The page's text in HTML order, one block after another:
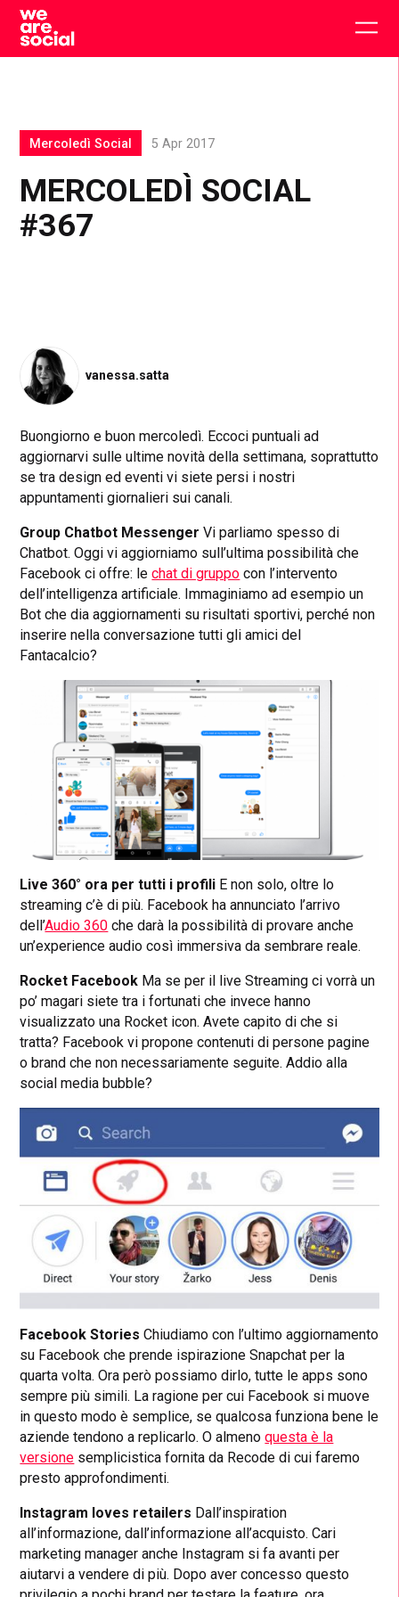
Skip
content
MERCOLEDÌ SOCIAL
#367
Mercoledì Social 5 Apr 2017
vanessa.satta
Buongiorno e buon mercoledì. Eccoci puntuali ad
aggiornarvi sulle ultime novità della settimana, soprattutto
se tra design ed eventi vi siete persi i nostri
appuntamenti giornalieri sui canali.
Group Chatbot MessengerVi parliamo spesso di
Chatbot. Oggi vi aggiorniamo sull’ultima possibilità che
Facebook ci offre: lechat di gruppo con l’intervento
dell’intelligenza artificiale. Immaginiamo ad esempio un
Bot che dia aggiornamenti su risultati sportivi, perché non
inserire nella conversazione tutti gli amici del
Fantacalcio?
Live 360° ora per tutti i profili E non solo, oltre lo
streaming c’è di più. Facebook ha annunciato l’arrivo
dell’Audio 360 che darà la possibilità di provare anche
un’experience audio così immersiva da sembrare reale.
Rocket Facebook Ma se per il live Streaming ci vorrà un
po’ magari siete tra i fortunati che invece hanno
visualizzato una Rocket icon. Avete capito di che si
tratta? Facebook vi propone contenuti di persone pagine
o brand che non necessariamente seguite. Addio alla
social media bubble?
Facebook StoriesChiudiamo con l’ultimo aggiornamento
su Facebook che prende ispirazione Snapchat per la
quarta volta. Ora però possiamo dirlo, tutte le apps sono
sempre più simili. La ragione per cui Facebook si muove
in questo modo è semplice, se qualcosa funziona bene le
aziende tendono a replicarlo. O almenoquesta è la
versione semplicistica fornita da Recode di cui faremo
presto approfondimenti.
Instagram loves retailers Dall’inspiration
all’informazione, dall’informazione all’acquisto. Cari
marketing manager anche Instagram si fa avanti per
aiutarvi a vendere di più. Dopo aver concesso questo